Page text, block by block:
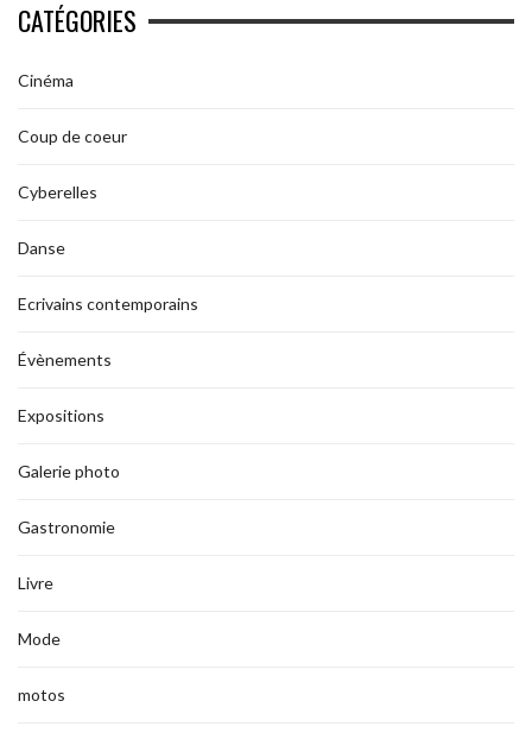
CATÉGORIES
Cinéma
Coup de coeur
Cyberelles
Danse
Ecrivains contemporains
Évènements
Expositions
Galerie photo
Gastronomie
Livre
Mode
motos